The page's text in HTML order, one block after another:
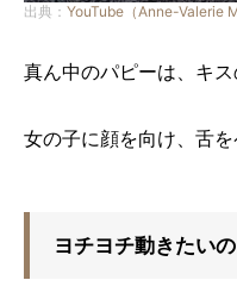
出典： YouTube（Anne-Valerie
真ん中のパピーは、キ
女の子に顔を向け、舌を
ヨチヨチ動きたいの